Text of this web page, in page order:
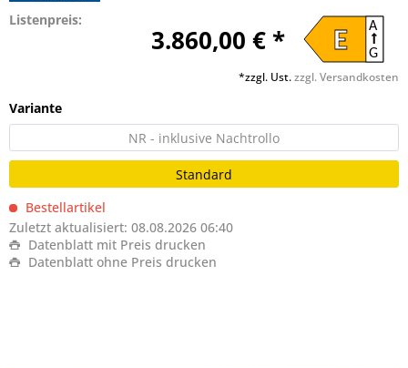
Listenpreis:
3.860,00 € * A
G
E
*zzgl. Ust.zzgl. Versandkosten
Variante
NR - inklusive Nachtrollo
Standard
Bestellartikel
Zuletzt aktualisiert: 08.08.2026 06:40
Datenblatt mit Preis drucken
Datenblatt ohne Preis drucken